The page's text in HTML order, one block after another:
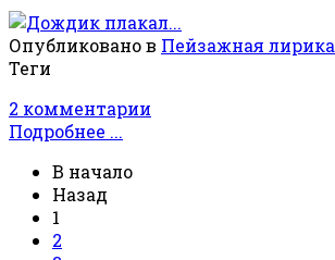
Опубликовано в Пейзажная лирика
Теги
2 комментарии
Подробнее ...
В начало
Назад
1
2